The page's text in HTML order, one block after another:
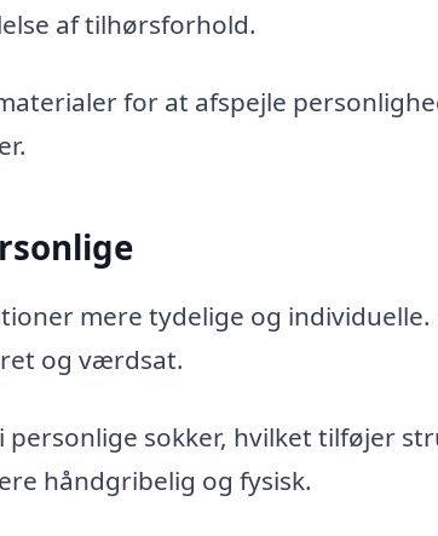
af tilhørsforhold.
for at afspejle
mere tydelige og individuelle.
og værdsat.
personlige sokker, hvilket tilføjer
håndgribelig og fysisk.